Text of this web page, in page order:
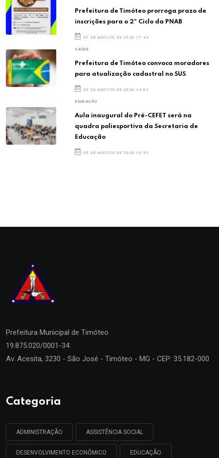
Prefeitura de Timóteo prorroga prazo de
inscrições para o 2º Ciclo da PNAB
07 DE AGOSTO DE 2026 17:44
SAÚDE
Prefeitura de Timóteo convoca moradores
para atualização cadastral no SUS
05 DE AGOSTO DE 2026 14:07
EDUCAÇÃO
Aula inaugural do Pré-CEFET será na
quadra poliesportiva da Secretaria de
Educação
05 DE AGOSTO DE 2026 10:55
Prefeitura Municipal de Timóteo
19.875.020/0001-34
Av. Acesita, 3230 - São José - Timóteo - MG - CEP: 35.182-000
Categoria
ADMINISTRAÇÃO ASSISTÊNCIA SOCIAL
DESENVOLVIMENTO ECONÔMICO EDUCAÇÃO